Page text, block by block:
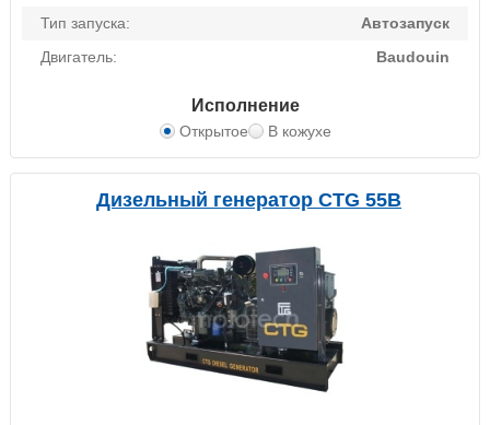
Тип запуска:
Автозапуск
Двигатель:
Baudouin
Исполнение
Открытое В кожухе
Дизельный генератор CTG 55B